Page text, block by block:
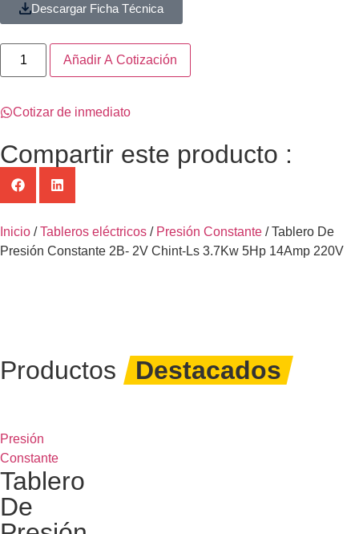
Descargar Ficha Técnica
Añadir A Cotización
Cotizar de inmediato
Compartir este producto :
Inicio /Tableros eléctricos / Presión Constante / Tablero De
Presión Constante 2B- 2V Chint-Ls 3.7Kw 5Hp 14Amp 220V
Productos Destacados
Presión
Constante
Tablero
De